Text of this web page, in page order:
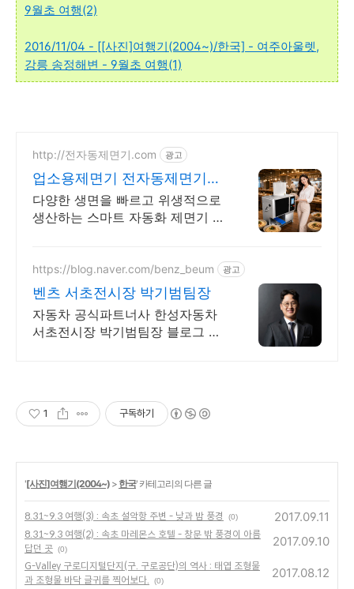
9월초 여행(2)
2016/11/04 - [[사진]여행기(2004~)/한국] - 여주아울렛,
강릉 송정해변 - 9월초 여행(1)
http://전자동제면기.com 광고
업소용제면기 전자동제면기닷
컴
다양한 생면을 빠르고 위생적으로
생산하는 스마트 자동화 제면기 전
https://blog.naver.com/benz_beum 광고
벤츠 서초전시장 박기범팀장
자동차 공식파트너사 한성자동차
서초전시장 박기범팀장 블로그 입
1 구독하기
'[사진]여행기(2004~) > 한국' 카테고리의 다른 글
8.31~9.3 여행(3) : 속초 설악항 주변 - 낮과 밤 풍경 (0) 2017.09.11
8.31~9.3 여행(2) : 속초 마레몬스 호텔 - 창문 밖 풍경이 아름
답던 곳 (0)
2017.09.10
G-Valley 구로디지털단지(구. 구로공단)의 역사 : 태엽 조형물
과 조형물 바닥 글귀를 찍어보다.
(0)
2017.08.12